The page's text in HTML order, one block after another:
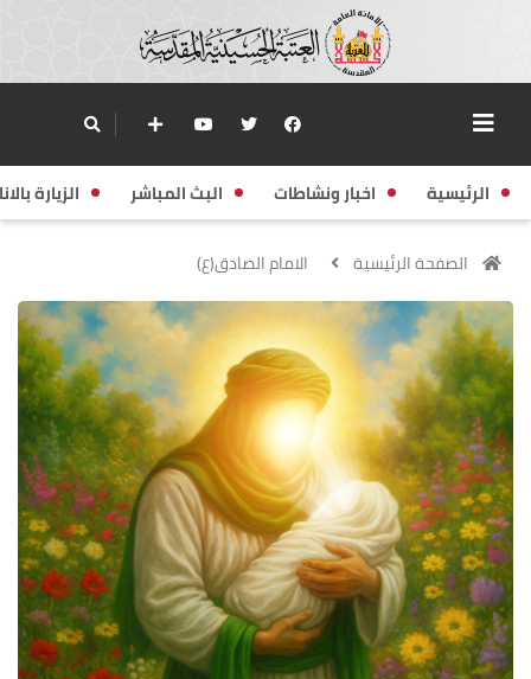
الرئيسية اخبار ونشاطات البث المباشر الزيارة
الصفحة الرئيسية الامام الصادق(ع)